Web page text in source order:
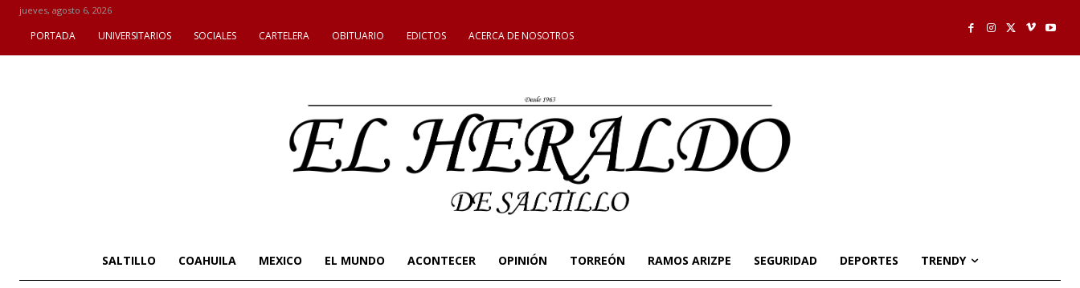
jueves, agosto 6, 2026
PORTADA UNIVERSITARIOS SOCIALES CARTELERA OBITUARIO EDICTOS ACERCA DE NOSOTROS
SALTILLO COAHUILA MEXICO EL MUNDO ACONTECER OPINIÓN TORREÓN RAMOS ARIZPE SEGURIDAD DEPORTES TRENDY